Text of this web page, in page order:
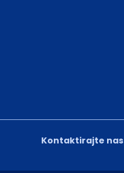
Kontaktirajte nas